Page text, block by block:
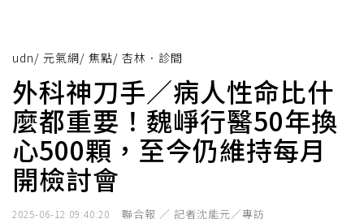
udn/ 元氣網/ 焦點/ 杏林．診間
外科神刀手／病人性命比什
麼都重要！魏崢行醫50年換
心500顆，至今仍維持每月
開檢討會
2025-06-12 09:40:20 聯合報 ／ 記者沈能元／專訪